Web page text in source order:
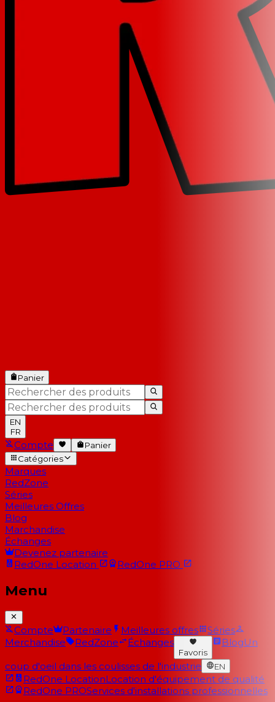
Panier
EN
FR
Compte
Panier
Catégories
Marques
RedZone
Séries
Meilleures Offres
Blog
Marchandise
Échanges
Devenez partenaire
RedOne Location RedOne PRO
Menu
Compte Partenaire Meilleures offres
Séries
Merchandise
RedZone Échanges
Favoris
BlogUn
coup d'oeil dans les coulisses de l'industrie EN
RedOne LocationLocation d'équipement de qualité
RedOne PROServices d'installations professionnelles